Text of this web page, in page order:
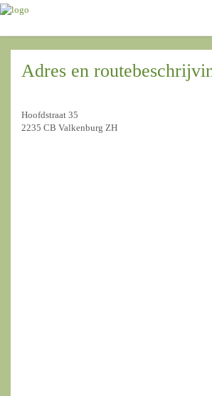
Adres en
Hoofdstraat 35
2235 CB Valkenburg ZH